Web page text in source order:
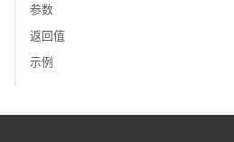
参数
返回值
示例